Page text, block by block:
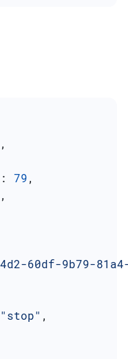
,
: 79,
,
60df-9b79-
"stop" ,